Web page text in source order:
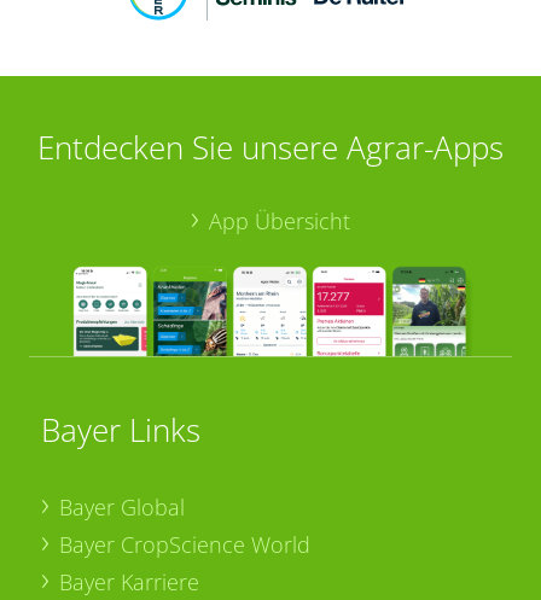
Entdecken Sie unsere Agrar-Apps
App Übersicht
Bayer Links
Bayer Global
Bayer CropScience World
Bayer Karriere